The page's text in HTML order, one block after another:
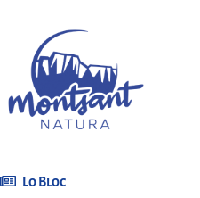
Lo Bloc